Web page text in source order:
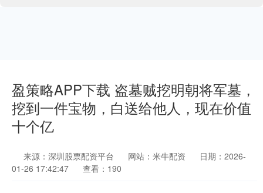
盈策略APP下载 盗墓贼挖明朝将军墓，
挖到一件宝物，白送给他人，现在价值
十个亿
来源：深圳股票配资平台 网站：米牛配资
日期：2026-
01-26 17:42:47
查看：190